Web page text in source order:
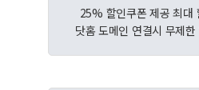
25% 할인쿠폰 제공 최대
닷홈 도메인 연결시 무제